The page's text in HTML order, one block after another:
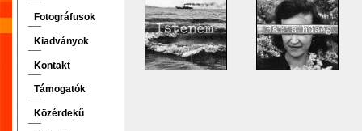
Fotográfusok
Kiadványok
Kontakt
Támogatók
Közérdekű